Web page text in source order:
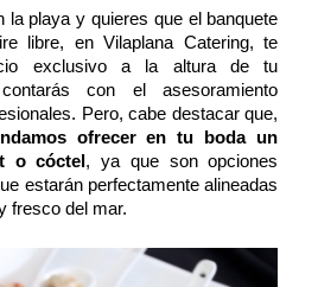
la playa y quieres que el banquete
libre, enVilaplana Catering, te
exclusivo a la altura de tu
con el asesoramiento
Pero, cabe destacar que,
ofrecer en tu boda un
o cóctel, ya que son opciones
estarán perfectamente alineadas
fresco del mar.